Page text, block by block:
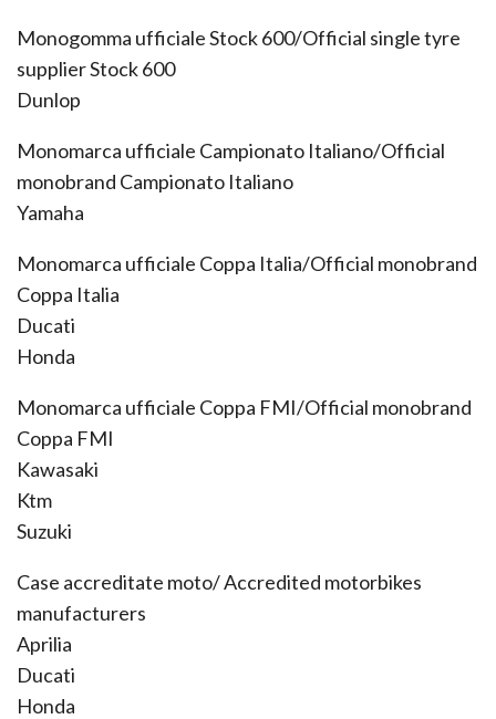
Monogomma ufficiale Stock 600/Official single tyre
supplier Stock 600
Dunlop
Monomarca ufficiale Campionato Italiano/Official
monobrand Campionato Italiano
Yamaha
Monomarca ufficiale Coppa Italia/Official monobrand
Coppa Italia
Ducati
Honda
Monomarca ufficiale Coppa FMI/Official monobrand
Coppa FMI
Kawasaki
Ktm
Suzuki
Case accreditate moto/ Accredited motorbikes
manufacturers
Aprilia
Ducati
Honda